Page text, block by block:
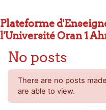
Plateforme
l'Université Oran 1
No posts
There are no posts
are able to view.